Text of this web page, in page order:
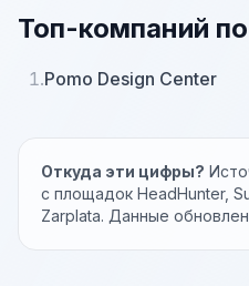
Топ-компаний
1.Pomo Design Center
Откуда эти цифры?
с площадок HeadHunter,
Zarplata. Данные